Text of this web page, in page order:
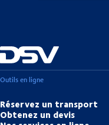
Outils en ligne
Réservez un transport
Obtenez un devis